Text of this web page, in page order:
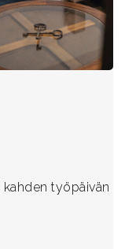
työpäivän